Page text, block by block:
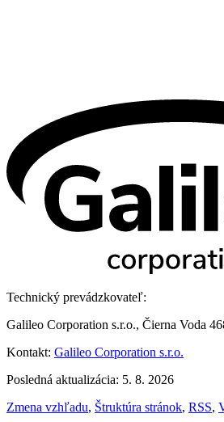
Technický prevádzkovateľ:
Galileo Corporation s.r.o., Čierna Voda
Kontakt: Galileo Corporation s.r.o.
Posledná aktualizácia: 5. 8. 2026
Zmena vzhľadu, Štruktúra stránok, RSS,